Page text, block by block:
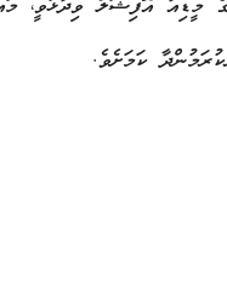
އޮފިޝަލް ވިދާޅުވީ،
ކަމަށެވެ.